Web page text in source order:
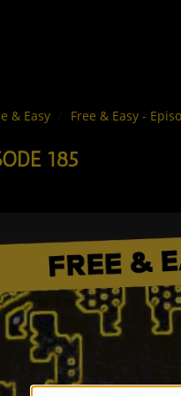
& Easy Free & Easy -
185